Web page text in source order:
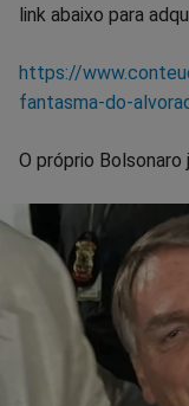
link abaixo para
https://
fantasma-do-
O próprio Bolsonaro